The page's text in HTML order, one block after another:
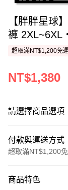
【胖胖星球
褲
超取滿NT$1,200免
NT$1,380
請選擇商品選項
付款與運送方式
超取滿NT$1,200
信用卡一次付款
商品特色